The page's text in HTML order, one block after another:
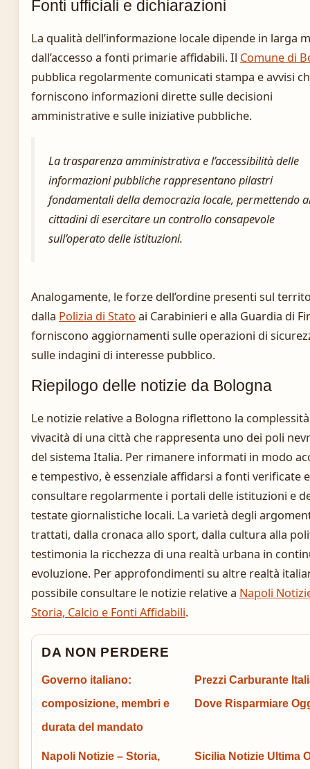
Fonti ufficiali e dichiarazioni
La qualità dell’informazione locale dipende in larga
dall’accesso a fonti primarie affidabili. Il Comune di
pubblica regolarmente comunicati stampa e avvisi
forniscono informazioni dirette sulle decisioni
amministrative e sulle iniziative pubbliche.
La trasparenza amministrativa e l’accessibilità delle
informazioni pubbliche rappresentano pilastri
fondamentali della democrazia locale, permettendo
cittadini di esercitare un controllo consapevole
sull’operato delle istituzioni.
Analogamente, le forze dell’ordine presenti sul
dalla Polizia di Stato ai Carabinieri e alla Guardia di
forniscono aggiornamenti sulle operazioni di
sulle indagini di interesse pubblico.
Riepilogo delle notizie da Bologna
Le notizie relative a Bologna riflettono la
vivacità di una città che rappresenta uno dei poli
del sistema Italia. Per rimanere informati in modo
e tempestivo, è essenziale affidarsi a fonti verificate e
consultare regolarmente i portali delle istituzioni e
testate giornalistiche locali. La varietà degli
trattati, dalla cronaca allo sport, dalla cultura alla
testimonia la ricchezza di una realtà urbana in
evoluzione. Per approfondimenti su altre realtà
possibile consultare le notizie relative a Napoli
Storia, Calcio e Fonti Affidabili.
DA NON PERDERE
Governo italiano:
composizione, membri e
durata del mandato
Prezzi Carburante
Dove Risparmiare
Napoli Notizie – Storia,
Sicilia Notizie Ultima